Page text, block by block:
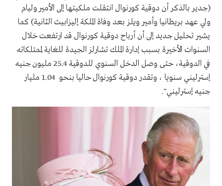
(جدير بالذكر أن دوقية كورنوال انتقلت ملكيتها إلى الأمير وليام
ولي عهد بريطانيا وأمير ويلز بعد وفاة الملكة إليزابيث الثانية) كما
يشير تحليل جديد إلى أن أرباح دوقية كورنوال قد ارتفعت خلال
السنوات الأخيرة بسبب إدارة الملك تشارلز الجيدة للغاية لممتلكاته
في الدوقية، حتى وصل الدخل السنوي للدوقية 25.4 مليون جنيه
إسترليني سنويا ، وتقدر دوقية كورنوال حاليا بنحو 1.04 مليار
جنيه إسترليني".